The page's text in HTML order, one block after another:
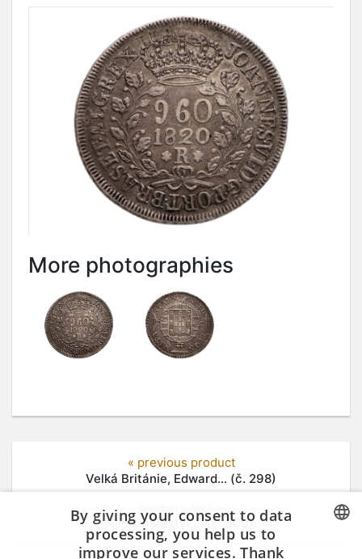
More photographies
« previous product
Velká Británie, Edward... (č. 298)
Čína císařství,... (č. 300)
By giving your consent to data
processing, you help us to
improve our services. Thank